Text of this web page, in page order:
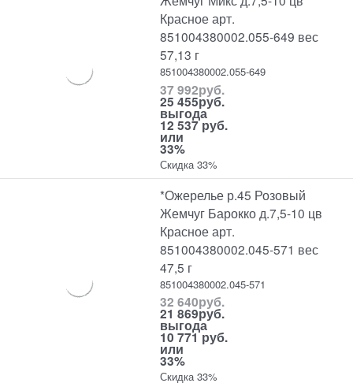
Красное арт.
851004380002.055-649 вес
57,13 г
851004380002.055-649
37 992руб.
25 455руб.
выгода
12 537 руб.
или
33%
Скидка 33%
*Ожерелье р.45 Розовый
Жемчуг Барокко д.7,5-10 цв
Красное арт.
851004380002.045-571 вес
47,5 г
851004380002.045-571
32 640руб.
21 869руб.
выгода
10 771 руб.
или
33%
Скидка 33%